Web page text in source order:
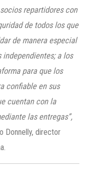
repartidores con
de todos los que
de manera especial
independientes; a los
para que los
confiable en sus
cuentan con la
las entregas”,
Donnelly, director